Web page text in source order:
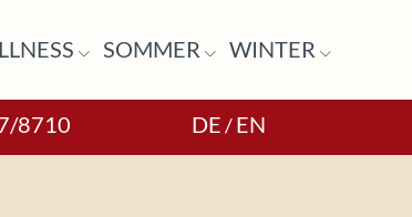
SOMMER WINTER
8710 DE/EN